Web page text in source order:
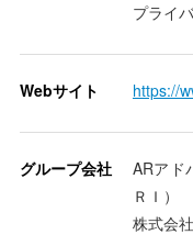
プライ
Webサイト https://
グループ会社
ARアド
ＲＩ）
株式会